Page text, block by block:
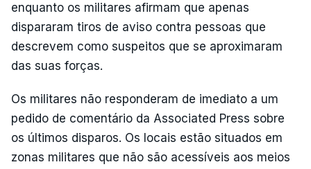
enquanto os militares afirmam que apenas
dispararam tiros de aviso contra pessoas que
descrevem como suspeitos que se aproximaram
das suas forças.
Os militares não responderam de imediato a um
pedido de comentário da Associated Press sobre
os últimos disparos. Os locais estão situados em
zonas militares que não são acessíveis aos meios